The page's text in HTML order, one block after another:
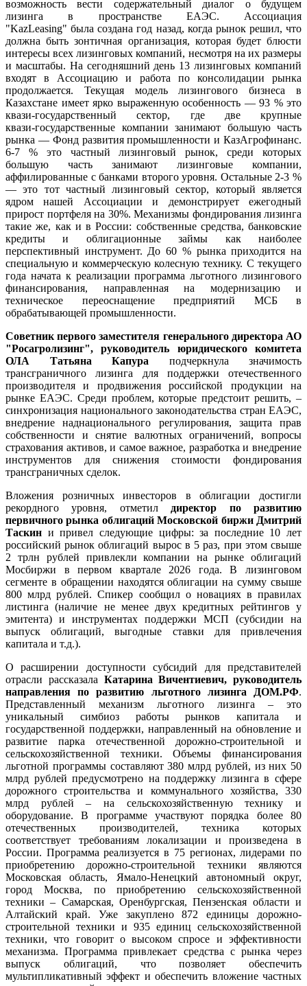
возможность вести содержательный диалог о будущем
лизинга в пространстве ЕАЭС. Ассоциация
"KazLeasing" была создана год назад, когда рынок решил, что
должна быть зонтичная организация, которая будет блюсти
интересы всех лизинговых компаний, несмотря на их размеры
и масштабы. На сегодняшний день 13 лизинговых компаний
входят в Ассоциацию и работа по консолидации рынка
продолжается. Текущая модель лизингового бизнеса в
Казахстане имеет ярко выраженную особенность — 93 % это
квази‑государственный сектор, где две крупные
квази‑государственные компании занимают большую часть
рынка — Фонд развития промышленности и КазАгрофинанс.
6‑7 % это частный лизинговый рынок, среди которых
большую часть занимают лизинговые компании,
аффилированные с банками второго уровня. Остальные 2‑3 %
— это тот частный лизинговый сектор, который является
ядром нашей Ассоциации и демонстрирует ежегодный
прирост портфеля на 30%. Механизмы фондирования лизинга
такие же, как и в России: собственные средства, банковские
кредиты и облигационные займы как наиболее
перспективный инструмент. До 60 % рынка приходится на
специальную и коммерческую колесную технику. С текущего
года начата к реализации программа льготного лизингового
финансирования, направленная на модернизацию и
техническое переоснащение предприятий МСБ в
обрабатывающей промышленности.
Советник первого заместителя генерального директора АО
"Росагролизинг", руководитель юридического комитета
ОЛА Татьяна Капура подчеркнула значимость
трансграничного лизинга для поддержки отечественного
производителя и продвижения российской продукции на
рынке ЕАЭС. Среди проблем, которые предстоит решить, –
синхронизация национального законодательства стран ЕАЭС,
внедрение наднационального регулирования, защита прав
собственности и снятие валютных ограничений, вопросы
страхования активов, и самое важное, разработка и внедрение
инструментов для снижения стоимости фондирования
трансграничных сделок.
Вложения розничных инвесторов в облигации достигли
рекордного уровня, отметил директор по развитию
первичного рынка облигаций Московской биржи Дмитрий
Таскин и привел следующие цифры: за последние 10 лет
российский рынок облигаций вырос в 5 раз, при этом свыше
2 трлн рублей привлекли компании на рынке облигаций
Мосбиржи в первом квартале 2026 года. В лизинговом
сегменте в обращении находятся облигации на сумму свыше
800 млрд рублей. Спикер сообщил о новациях в правилах
листинга (наличие не менее двух кредитных рейтингов у
эмитента) и инструментах поддержки МСП (субсидии на
выпуск облигаций, выгодные ставки для привлечения
капитала и т.д.).
О расширении доступности субсидий для представителей
отрасли рассказала Катарина Вичентиевич, руководитель
направления по развитию льготного лизинга ДОМ.РФ.
Представленный механизм льготного лизинга – это
уникальный симбиоз работы рынков капитала и
государственной поддержки, направленный на обновление и
развитие парка отечественной дорожно-строительной и
сельскохозяйственной техники. Объемы финансирования
льготной программы составляют 380 млрд рублей, из них 50
млрд рублей предусмотрено на поддержку лизинга в сфере
дорожного строительства и коммунального хозяйства, 330
млрд рублей – на сельскохозяйственную технику и
оборудование. В программе участвуют порядка более 80
отечественных производителей, техника которых
соответствует требованиям локализации и произведена в
России. Программа реализуется в 75 регионах, лидерами по
приобретению дорожно-строительной техники являются
Московская область, Ямало-Ненецкий автономный округ,
город Москва, по приобретению сельскохозяйственной
техники – Самарская, Оренбургская, Пензенская области и
Алтайский край. Уже закуплено 872 единицы дорожно-
строительной техники и 935 единиц сельскохозяйственной
техники, что говорит о высоком спросе и эффективности
механизма. Программа привлекает средства с рынка через
выпуск облигаций, что позволяет обеспечить
мультипликативный эффект и обеспечить вложение частных